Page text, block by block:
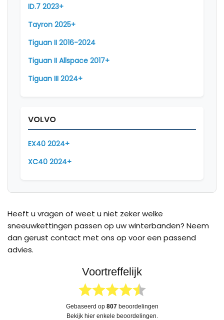
ID.7 2023+
Tayron 2025+
Tiguan II 2016-2024
Tiguan II Allspace 2017+
Tiguan III 2024+
VOLVO
EX40 2024+
XC40 2024+
Heeft u vragen of weet u niet zeker welke
sneeuwkettingen passen op uw winterbanden? Neem
dan gerust contact met ons op voor een passend
advies.
Voortreffelijk
gebaseerd op 807beoordelingen
bekijk hier enkele beoordelingen.